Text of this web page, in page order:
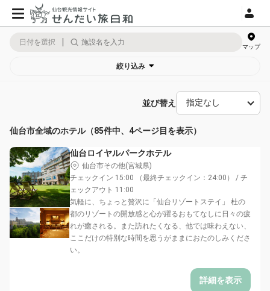
日付を選択
マップ
絞り込み
並び替え
仙台市全域のホテル（85件中、4ページ目を表示）
仙台ロイヤルパークホテル
仙台市その他(宮城県)
チェックイン 15:00 （最終チェックイン：24:00） / チ
ェックアウト 11:00
気軽に、ちょっと贅沢に「仙台リゾートステイ」 杜の
都のリゾートの開放感と心が躍るおもてなしに日々の疲
れが癒される。また訪れたくなる、他では味わえない、
ここだけの特別な時間を思うがままにおたのしみくださ
い。
詳細を表示